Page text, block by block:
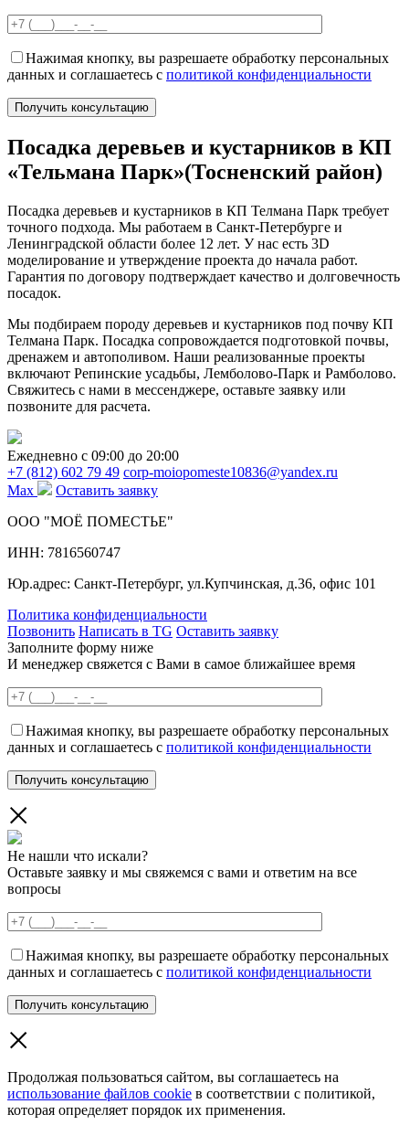
Нажимая кнопку, вы разрешаете обработку персональных
данных и соглашаетесь с политикой конфиденциальности
Посадка деревьев и кустарников в КП
«Тельмана Парк»(Тосненский район)
Посадка деревьев и кустарников в КП Телмана Парк требует
точного подхода. Мы работаем в Санкт-Петербурге и
Ленинградской области более 12 лет. У нас есть 3D
моделирование и утверждение проекта до начала работ.
Гарантия по договору подтверждает качество и долговечность
посадок.
Мы подбираем породу деревьев и кустарников под почву КП
Телмана Парк. Посадка сопровождается подготовкой почвы,
дренажем и автополивом. Наши реализованные проекты
включают Репинские усадьбы, Лемболово-Парк и Рамболово.
Свяжитесь с нами в мессенджере, оставьте заявку или
позвоните для расчета.
Ежедневно c 09:00 до 20:00
+7 (812) 602 79 49 corp-moiopomeste10836@yandex.ru
Max
Оставить заявку
ООО "МОЁ ПОМЕСТЬЕ"
ИНН: 7816560747
Юр.адрес: Санкт-Петербург, ул.Купчинская, д.36, офис 101
Политика конфиденциальности
Позвонить Написать в TG Оставить заявку
Заполните форму ниже
И менеджер свяжется с Вами в самое ближайшее время
Нажимая кнопку, вы разрешаете обработку персональных
данных и соглашаетесь с политикой конфиденциальности
Не нашли что искали?
Оставьте заявку и мы свяжемся с вами и ответим на все
вопросы
Нажимая кнопку, вы разрешаете обработку персональных
данных и соглашаетесь с политикой конфиденциальности
Продолжая пользоваться сайтом, вы соглашаетесь на
использование файлов cookie в соответствии с политикой,
которая определяет порядок их применения.